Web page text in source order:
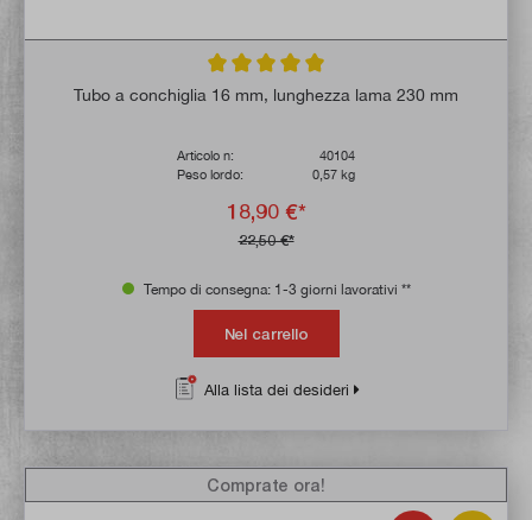
Valutazione media di 5 su 5 stelle
Tubo a conchiglia 16 mm, lunghezza lama 230 mm
Articolo n:
40104
Peso lordo:
0,57 kg
18,90 €*
22,50 €*
Tempo di consegna: 1-3 giorni lavorativi **
Nel carrello
Alla lista dei desideri
Comprate ora!